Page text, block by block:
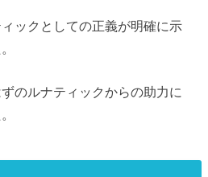
ックとしての正義が明確に示
のルナティックからの助力に